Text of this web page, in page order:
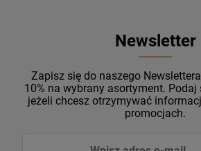
Newsletter
Zapisz się do naszego
10% na wybrany asortyment. Podaj
jeżeli chcesz otrzymywać
promocjach.